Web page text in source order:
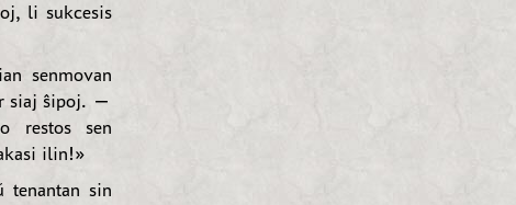
li sukcesis
senmovan
siaj ŝipoj. —
restos sen
ilin!»
tenantan sin